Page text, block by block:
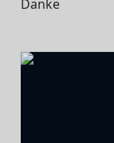
Danke